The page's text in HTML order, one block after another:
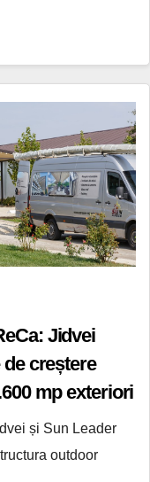
Jidvei
creștere
mp exteriori
și Sun Leader
outdoor